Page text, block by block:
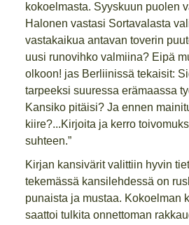
kokoelmasta. Syyskuun puolen
Halonen vastasi Sortavalasta
vastakaikua antavan toverin
uusi runovihko valmiina? Eipä
olkoon! jas Berliinissä tekaisit:
tarpeeksi suuressa erämaassa
Kansiko pitäisi? Ja ennen
kiire?...Kirjoita ja kerro
suhteen.”
Kirjan kansivärit valittiin hyvin
tekemässä kansilehdessä on
punaista ja mustaa. Kokoelman
saattoi tulkita onnettoman